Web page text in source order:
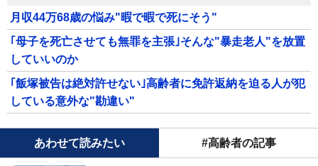
月収44万68歳の悩み"暇で暇で死にそう"
｢母子を死亡させても無罪を主張｣そんな"暴走老人"を放置
していいのか
｢飯塚被告は絶対許せない｣高齢者に免許返納を迫る人が犯
している意外な"勘違い"
あわせて読みたい #高齢者の記事